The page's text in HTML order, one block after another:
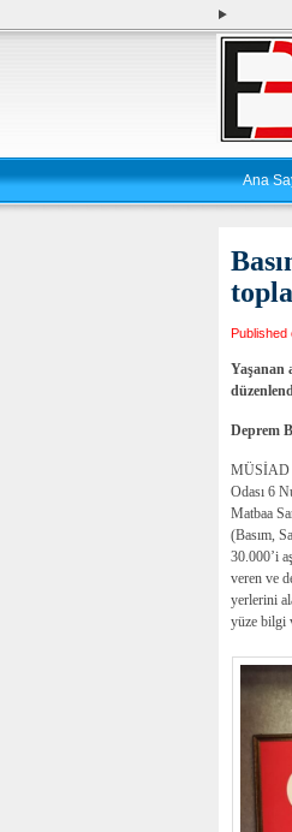
Ana
Published
Yaşanan
Deprem
MÜSİAD
Odası 6
Matbaa
(Basım,
30.000’i
veren ve
yerlerini
yüze bilgi